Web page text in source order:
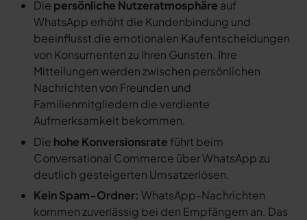
Die persönliche Nutzeratmosphäre auf
WhatsApp erhöht die Kundenbindung und
beeinflusst die emotionalen Kaufentscheidungen
von Konsumenten zu Ihren Gunsten. Ihre
Mitteilungen werden zwischen persönlichen
Nachrichten von Freunden und
Familienmitgliedern die verdiente
Aufmerksamkeit bekommen.
Die hohe Konversionsrate führt beim
Conversational Commerce über WhatsApp zu
deutlich gesteigerten Umsatzerlösen.
Kein Spam-Ordner: WhatsApp-Nachrichten
kommen zuverlässig bei den Empfängern an. Das